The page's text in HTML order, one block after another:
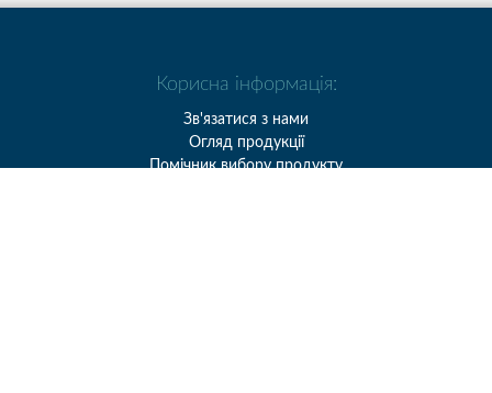
Корисна інформація:
Зв'язатися з нами
Огляд продукції
Помічник вибору продукту